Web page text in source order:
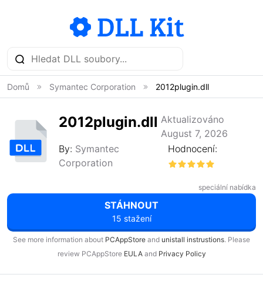
Domů Symantec Corporation 2012plugin.dll
2012plugin.dll Aktualizováno
August 7, 2026
By: Symantec
Corporation
Hodnocení:
speciální nabídka
STÁHNOUT
15 stažení
See more information about PCAppStore and unistall instrustions. Please
review PCAppStore EULAand Privacy Policy